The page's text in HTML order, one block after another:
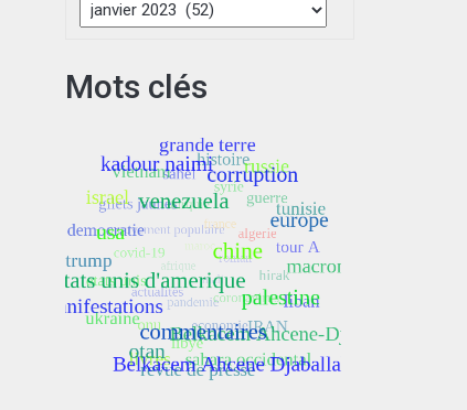
Mots clés